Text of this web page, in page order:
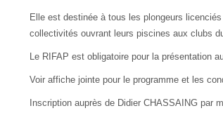
Elle est destinée à tous les plongeurs
collectivités ouvrant leurs piscines aux clubs
Le RIFAP est obligatoire pour la présentation
Voir affiche jointe pour le programme et les
Inscription auprès de Didier CHASSAING par